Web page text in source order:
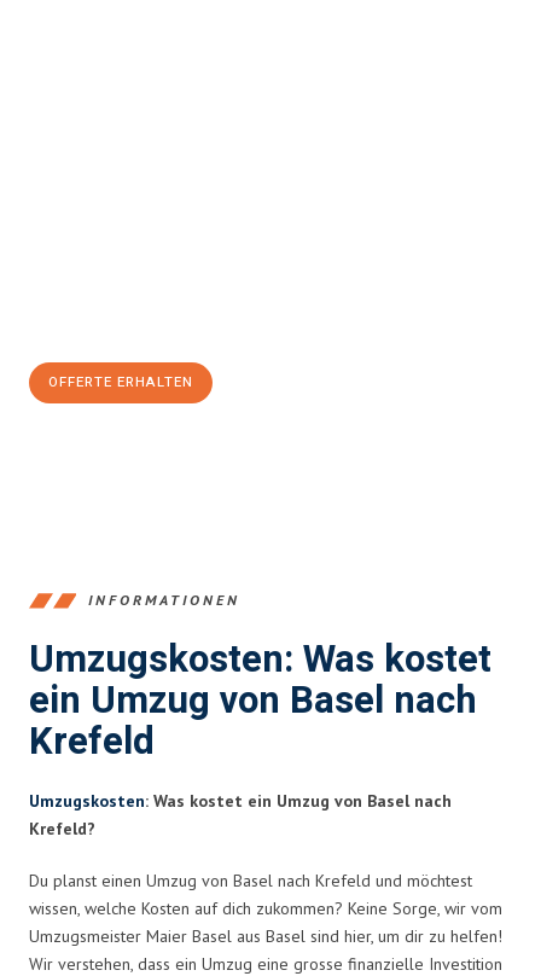
OFFERTE ERHALTEN
INFORMATIONEN
Umzugskosten: Was kostet
ein Umzug von Basel nach
Krefeld
Umzugskosten: Was kostet ein Umzug von Basel nach
Krefeld?
Du planst einen Umzug von Basel nach Krefeld und möchtest
wissen, welche Kosten auf dich zukommen? Keine Sorge, wir vom
Umzugsmeister Maier Basel aus Basel sind hier, um dir zu helfen!
Wir verstehen, dass ein Umzug eine grosse finanzielle Investition